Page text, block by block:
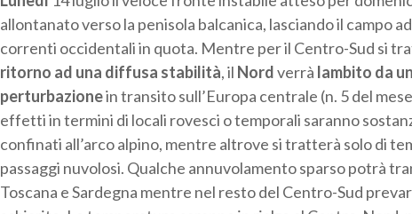
allontanato verso la penisola balcanica, lasciando il campo
correnti occidentali in quota. Mentre per il Centro-Sud si
ritorno ad una diffusa stabilità, il Nordverrà lambito da
perturbazionein transito sull’Europa centrale (n. 5 del
effetti in termini di locali rovesci o temporali saranno
confinati all’arco alpino, mentre altrove si tratterà solo di
passaggi nuvolosi. Qualche annuvolamento sparso potrà
Toscana e Sardegna mentre nel resto del Centro-Sud